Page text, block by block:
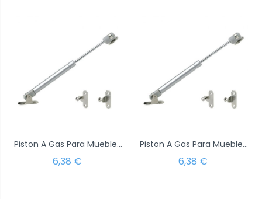
Piston A Gas Para Mueble 8 Kg. 247mm.
6,38 €
Piston A Gas Para Mueble 5 Kg. 247mm.
6,38 €